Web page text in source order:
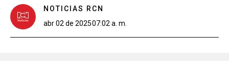
NOTICIAS RCN
abr 02 de 202507:02 a. m.